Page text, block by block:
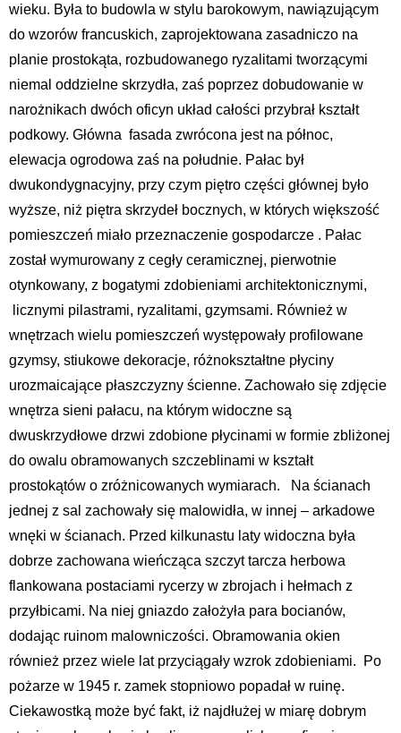
wieku. Była to budowla w stylu barokowym, nawiązującym
do wzorów francuskich, zaprojektowana zasadniczo na
planie prostokąta, rozbudowanego ryzalitami tworzącymi
niemal oddzielne skrzydła, zaś poprzez dobudowanie w
narożnikach dwóch oficyn układ całości przybrał kształt
podkowy. Główna fasada zwrócona jest na północ,
elewacja ogrodowa zaś na południe. Pałac był
dwukondygnacyjny, przy czym piętro części głównej było
wyższe, niż piętra skrzydeł bocznych, w których większość
pomieszczeń miało przeznaczenie gospodarcze . Pałac
został wymurowany z cegły ceramicznej, pierwotnie
otynkowany, z bogatymi zdobieniami architektonicznymi,
licznymi pilastrami, ryzalitami, gzymsami. Również w
wnętrzach wielu pomieszczeń występowały profilowane
gzymsy, stiukowe dekoracje, różnokształtne płyciny
urozmaicające płaszczyzny ścienne. Zachowało się zdjęcie
wnętrza sieni pałacu, na którym widoczne są
dwuskrzydłowe drzwi zdobione płycinami w formie zbliżonej
do owalu obramowanych szczeblinami w kształt
prostokątów o zróżnicowanych wymiarach. Na ścianach
jednej z sal zachowały się malowidła, w innej – arkadowe
wnęki w ścianach. Przed kilkunastu laty widoczna była
dobrze zachowana wieńcząca szczyt tarcza herbowa
flankowana postaciami rycerzy w zbrojach i hełmach z
przyłbicami. Na niej gniazdo założyła para bocianów,
dodając ruinom malowniczości. Obramowania okien
również przez wiele lat przyciągały wzrok zdobieniami. Po
pożarze w 1945 r. zamek stopniowo popadał w ruinę.
Ciekawostką może być fakt, iż najdłużej w miarę dobrym